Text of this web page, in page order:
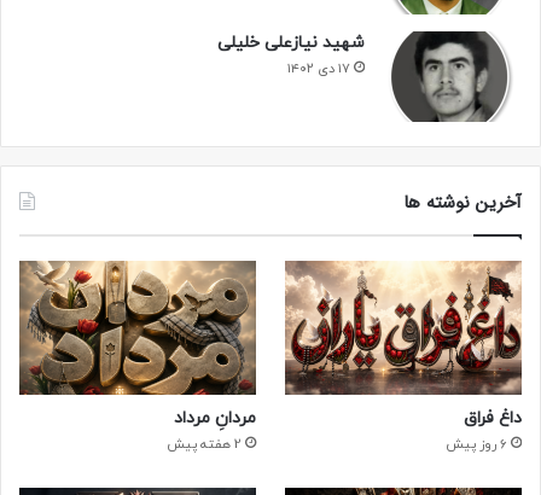
شهید نیازعلی خلیلی
۱۷ دی ۱۴۰۲
آخرین نوشته ها
داغ فراق
6 روز پیش
مردانِ مرداد
2 هفته پیش